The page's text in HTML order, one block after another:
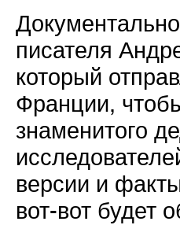
писателя
который
Франции,
знаменитого
версии и
вот-вот будет